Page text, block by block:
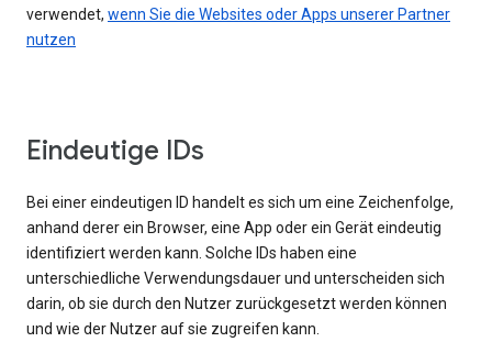
verwendet, wenn Sie die Websites oder Apps unserer Partner
nutzen
Eindeutige IDs
Bei einer eindeutigen ID handelt es sich um eine Zeichenfolge,
anhand derer ein Browser, eine App oder ein Gerät eindeutig
identifiziert werden kann. Solche IDs haben eine
unterschiedliche Verwendungsdauer und unterscheiden sich
darin, ob sie durch den Nutzer zurückgesetzt werden können
und wie der Nutzer auf sie zugreifen kann.